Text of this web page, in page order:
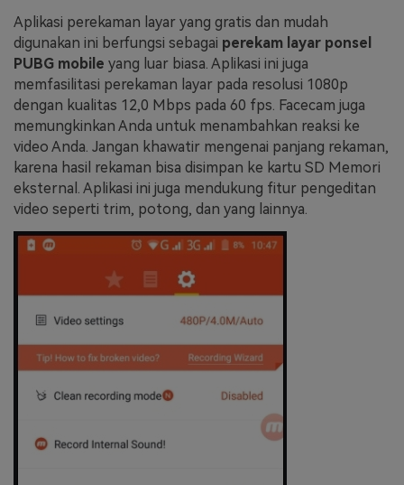
Aplikasi perekaman layar yang gratis dan mudah
digunakan ini berfungsi sebagai perekam layar ponsel
PUBG mobile yang luar biasa. Aplikasi ini juga
memfasilitasi perekaman layar pada resolusi 1080p
dengan kualitas 12,0 Mbps pada 60 fps. Facecam juga
memungkinkan Anda untuk menambahkan reaksi ke
video Anda. Jangan khawatir mengenai panjang rekaman,
karena hasil rekaman bisa disimpan ke kartu SD Memori
eksternal. Aplikasi ini juga mendukung fitur pengeditan
video seperti trim, potong, dan yang lainnya.